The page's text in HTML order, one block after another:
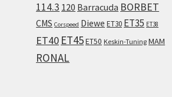
114.3 120 Barracuda BORBET
CMS Corspeed Diewe ET30 ET35 ET38
ET40 ET45ET50 Keskin-Tuning MAM
RONAL